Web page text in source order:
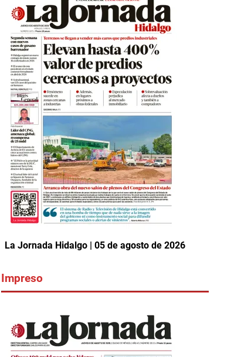
La Jornada Hidalgo | 05 de agosto de 2026
Impreso